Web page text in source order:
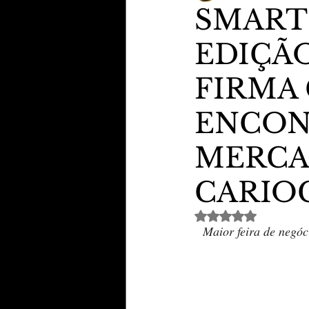
TheVipClubBusiness
Educação & Tecnologia
FIRMA
Avaliado com NaN de
Maior feira de